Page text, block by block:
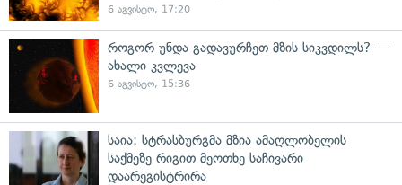
6 აგვისტო, 17:20
როგორ უნდა გადავურჩეთ მზის სიკვდილს? —
ახალი კვლევა
6 აგვისტო, 15:36
საია: სტრასბურგმა მზია ამაღლობელის
საქმეზე რიგით მეოთხე საჩივარი
დაარეგისტრირა